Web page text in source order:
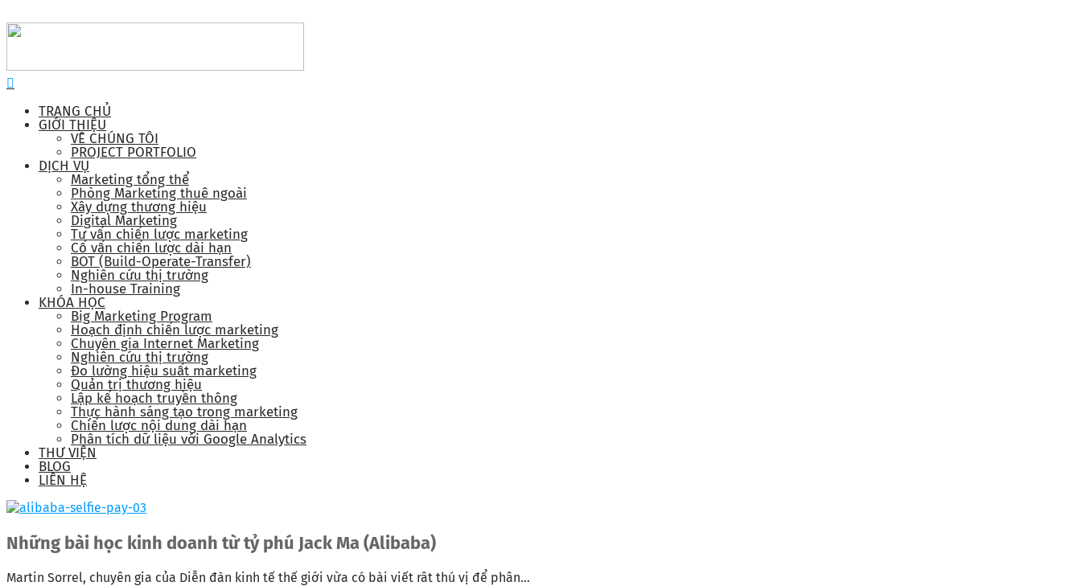
TRANG CHỦ
GIỚI THIỆU
VỀ CHÚNG TÔI
PROJECT PORTFOLIO
DỊCH VỤ
Marketing tổng thể
Phòng Marketing thuê ngoài
Xây dựng thương hiệu
Digital Marketing
Tư vấn chiến lược marketing
Cố vấn chiến lược dài hạn
BOT (Build-Operate-Transfer)
Nghiên cứu thị trường
In-house Training
KHÓA HỌC
Big Marketing Program
Hoạch định chiến lược marketing
Chuyên gia Internet Marketing
Nghiên cứu thị trường
Đo lường hiệu suất marketing
Quản trị thương hiệu
Lập kế hoạch truyền thông
Thực hành sáng tạo trong marketing
Chiến lược nội dung dài hạn
Phân tích dữ liệu với Google Analytics
THƯ VIỆN
BLOG
LIÊN HỆ
Những bài học kinh doanh từ tỷ phú Jack Ma (Alibaba)
Martin Sorrel, chuyên gia của Diễn đàn kinh tế thế giới vừa có bài viết rât thú vị để phân...